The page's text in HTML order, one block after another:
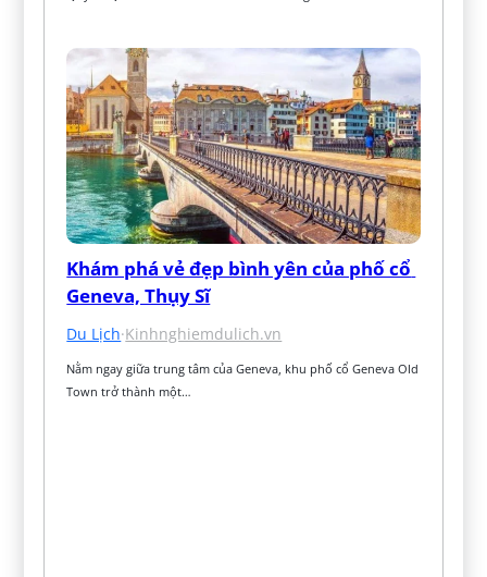
Khám phá vẻ đẹp bình yên của phố cổ
Geneva, Thụy Sĩ
Du Lịch·Kinhnghiemdulich.vn
Nằm ngay giữa trung tâm của Geneva, khu phố cổ Geneva Old
Town trở thành một…